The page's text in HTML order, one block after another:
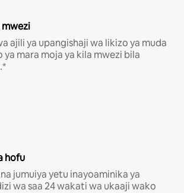
mwezi
ajili ya upangishaji wa likizo ya muda
ya mara moja ya kila mwezi bila
hofu
jumuiya yetu inayoaminika ya
wa saa 24 wakati wa ukaaji wako